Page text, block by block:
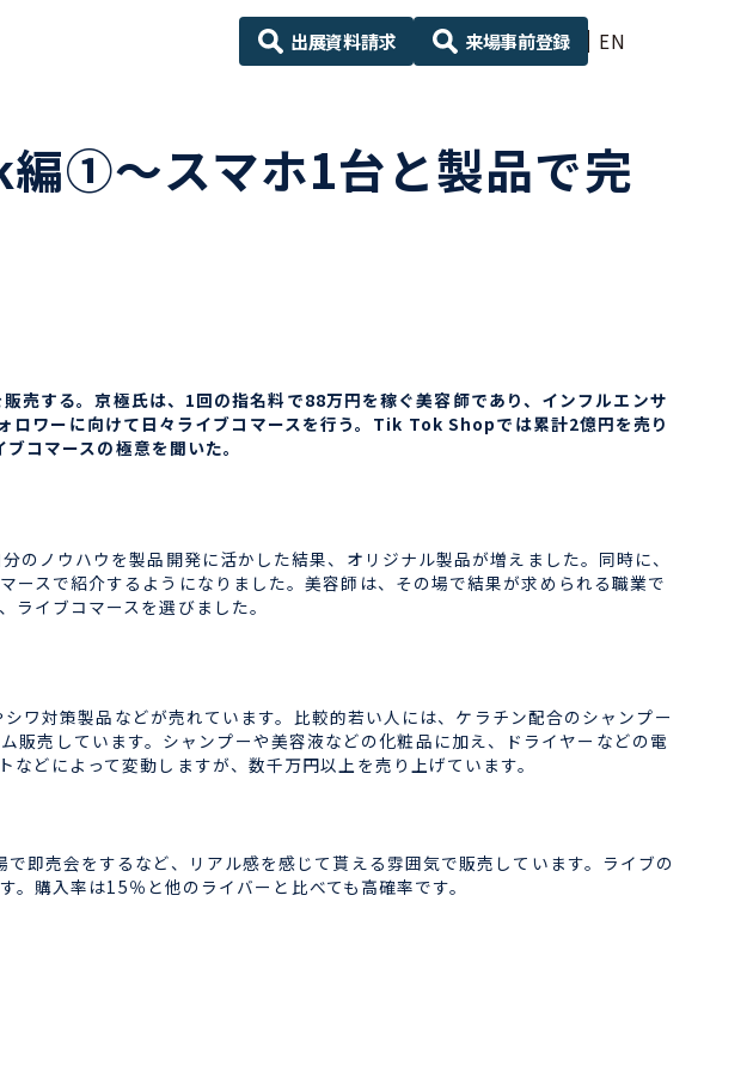
EN
出展資料請求 来場事前登録
①～スマホ1台と製品で完
する。京極氏は、1回の指名料で88万円を稼ぐ美容師であり、インフルエンサ
ワーに向けて日々ライブコマースを行う。Tik Tok Shopでは累計2億円を売り
コマースの極意を聞いた。
ノウハウを製品開発に活かした結果、オリジナル製品が増えました。同時に、
スで紹介するようになりました。美容師は、その場で結果が求められる職業で
イブコマースを選びました。
ワ対策製品などが売れています。比較的若い人には、ケラチン配合のシャンプー
売しています。シャンプーや美容液などの化粧品に加え、ドライヤーなどの電
どによって変動しますが、数千万円以上を売り上げています。
即売会をするなど、リアル感を感じて貰える雰囲気で販売しています。ライブの
購入率は15％と他のライバーと比べても高確率です。